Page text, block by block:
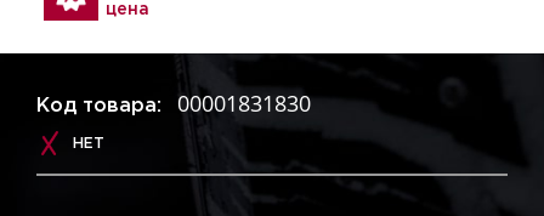
цена
Код товара: 00001831830
НЕТ